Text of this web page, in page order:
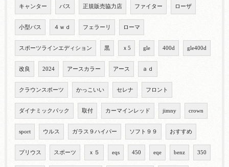
キャンター バス 正規販売協力店 ファイター ローザ
小型バス ４ｗｄ フェラーリ ローマ
スポーツラインエディション 黒 ｘ5 gle 400d gle400d
改良 2024 アースカラー アース ａｄ
クラウンスポーツ かっこいい セレナ フロント
ダイナミックパック 取付 カーマインレッド jimny crown
sport ウルス ガラス９ハイパー ソフト９９ おすすめ
プリウス スポーツ ｘ５ eqs 450 eqe benz 350